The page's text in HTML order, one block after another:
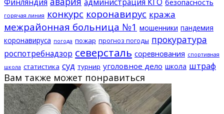
горячая линия конкурс коронавирус кража
межрайонная больница №1 мошенники пандемия
коронавируса погода пожар прогноз погоды прокуратура
роспотребнадзор северсталь соревнования спортивная
школа статистика суд турнир уголовное дело школа штраф
Вам также может понравиться